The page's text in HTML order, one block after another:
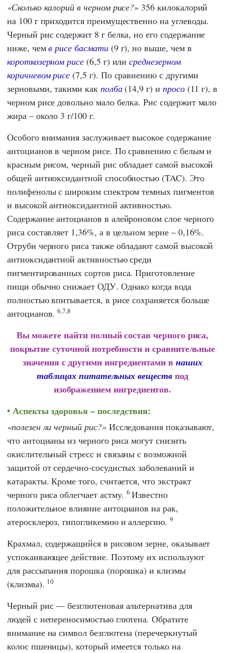
Сколько калорий в черном рисе?
356 килокалорий
на 100 г приходится преимущественно на углеводы.
Черный рис содержит 8 г белка, но его содержание
ниже, чемв рисе басмати(9 г), но выше, чем в
короткозерном рисе (6,5 г) илисреднезерном
коричневом рисе (7,5 г). По сравнению с другими
зерновыми, такими как полба(14,9 г) и просо(11 г), в
черном рисе довольно мало белка. Рис содержит мало
жира – около 3 г/100 г.
Особого внимания заслуживает высокое содержание
антоцианов в черном рисе. По сравнению с белым и
красным рисом, черный рис обладает самой высокой
общей антиоксидантной способностью (TAC). Это
полифенолы с широким спектром темных пигментов
и высокой антиоксидантной активностью.
Содержание антоцианов в алейроновом слое черного
риса составляет 1,36%, а в цельном зерне – 0,16%.
Отруби черного риса также обладают самой высокой
антиоксидантной активностью среди
пигментированных сортов риса. Приготовление
пищи обычно снижает ОДУ. Однако когда вода
полностью впитывается, в рисе сохраняется больше
антоцианов.6,7,8
Вы можете найти полный состав черного риса,
покрытие суточной потребности и сравнительные
значения с другими ингредиентами внаших
таблицах питательных веществпод
изображением ингредиентов.
Аспекты здоровья – последствия:
полезен ли черный рис? Исследования показывают,
что антоцианы из черного риса могут снизить
окислительный стресс и связаны с возможной
защитой от сердечно-сосудистых заболеваний и
катаракты. Кроме того, считается, что экстракт
черного риса облегчает астму.6 Известно
положительное влияние антоцианов на рак,
атеросклероз, гипогликемию и аллергию. 9
Крахмал, содержащийся в рисовом зерне, оказывает
успокаивающее действие. Поэтому их используют
для рассыпания порошка (порошка) и клизмы
(клизмы). 10
Черный рис — безглютеновая альтернатива для
людей с непереносимостью глютена. Обратите
внимание на символ безглютена (перечеркнутый
колос пшеницы), который имеется только на